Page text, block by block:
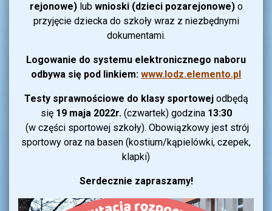
rejonowe)lub wnioski (dzieci pozarejonowe)o
przyjęcie dziecka do szkoły wraz z niezbędnymi
dokumentami.
Logowanie do systemu elektronicznego naboru
odbywa się pod linkiem: www.lodz.elemento.pl
Testy sprawnościowe do klasy sportowejodbędą
się 19 maja 2022r.(czwartek) godzina 13:30
(w części sportowej szkoły). Obowiązkowy jest strój
sportowy oraz na basen (kostium/kąpielówki, czepek,
klapki)
Serdecznie zapraszamy!